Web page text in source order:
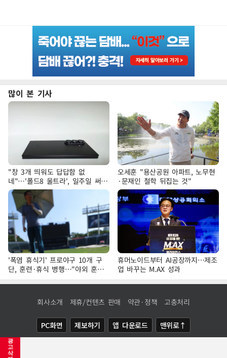
광
고
삭
많이 본 기사
"창 3개 띄워도 답답함 없
네"…'폴드8 울트라', 일주일 써보
니
오세훈 "용산공원 아파트, 노무현
·문재인 철학 뒤집는 것"
'폭염 휴식기' 프로야구 10개 구
단, 훈련·휴식 병행…"야외 훈련
해도 안전 최우선"
휴머노이드부터 AI공장까지…제조
업 바꾸는 M.AX 성과
회사소개 제휴/컨텐츠 판매 약관·정책 고충처리
PC화면 제보하기 앱 다운로드 맨위로↑